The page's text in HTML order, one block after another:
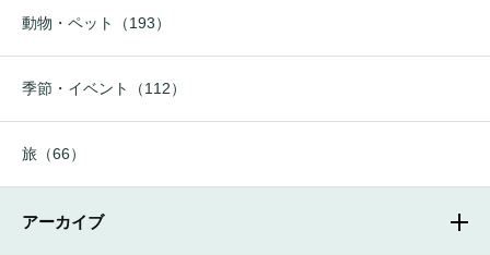
動物・ペット（193）
季節・イベント（112）
旅（66）
アーカイブ